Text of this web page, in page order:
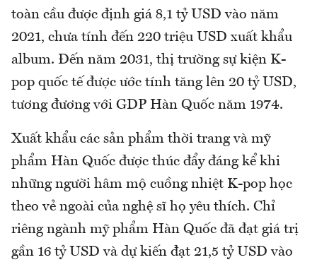
toàn cầu được định giá 8,1 tỷ USD vào năm
2021, chưa tính đến 220 triệu USD xuất khẩu
album. Đến năm 2031, thị trường sự kiện K-
pop quốc tế được ước tính tăng lên 20 tỷ USD,
tương đương với GDP Hàn Quốc năm 1974.
Xuất khẩu các sản phẩm thời trang và mỹ
phẩm Hàn Quốc được thúc đẩy đáng kể khi
những người hâm mộ cuồng nhiệt K-pop học
theo vẻ ngoài của nghệ sĩ họ yêu thích. Chỉ
riêng ngành mỹ phẩm Hàn Quốc đã đạt giá trị
gần 16 tỷ USD và dự kiến đạt 21,5 tỷ USD vào